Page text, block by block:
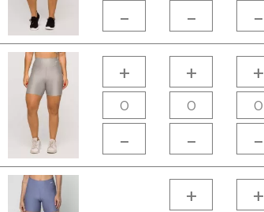
- - -
+
-
+
-
+
-
+
+